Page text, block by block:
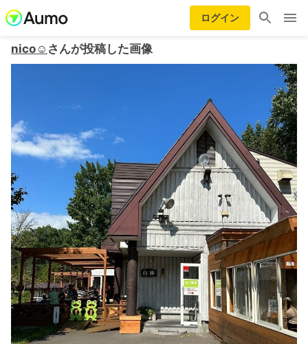
ログイン
nico☺︎ さんが投稿した画像